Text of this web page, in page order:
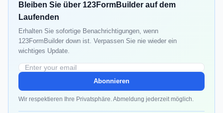
Bleiben Sie über 123FormBuilder auf dem
Laufenden
Erhalten Sie sofortige Benachrichtigungen, wenn
123FormBuilder down ist. Verpassen Sie nie wieder ein
wichtiges Update.
Abonnieren
Wir respektieren Ihre Privatsphäre. Abmeldung jederzeit möglich.